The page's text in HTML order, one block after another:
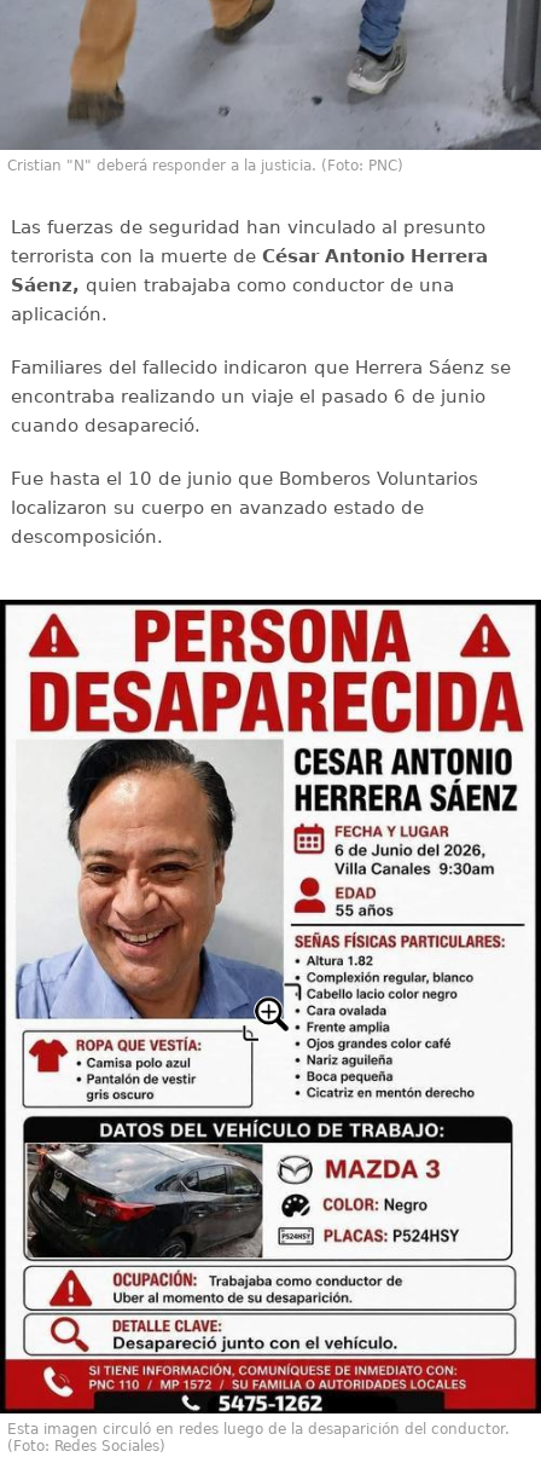
Cristian "N" deberá responder a la justicia. (Foto: PNC)
Las fuerzas de seguridad han vinculado al presunto
terrorista con la muerte de César Antonio Herrera
Sáenz, quien trabajaba como conductor de una
aplicación.
Familiares del fallecido indicaron que Herrera Sáenz se
encontraba realizando un viaje el pasado 6 de junio
cuando desapareció.
Fue hasta el 10 de junio que Bomberos Voluntarios
localizaron su cuerpo en avanzado estado de
descomposición.
Esta imagen circuló en redes luego de la desaparición del conductor.
(Foto: Redes Sociales)